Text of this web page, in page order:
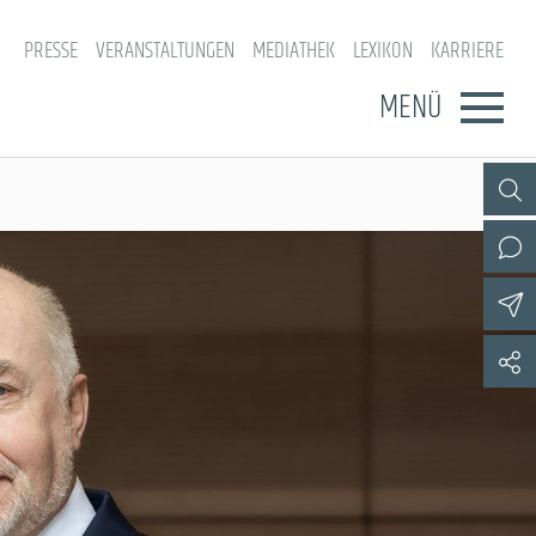
PRESSE VERANSTALTUNGEN MEDIATHEK LEXIKON KARRIERE
MENÜ